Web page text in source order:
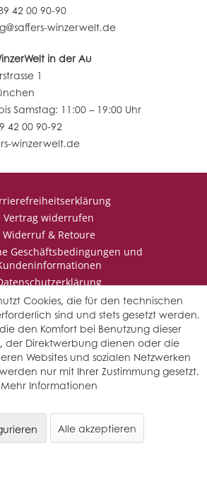
42 00 90-90
winzerwelt.de
in der Au
1
Samstag: 11:00 – 19:00 Uhr
42 00 90-92
winzerwelt.de
Vertrag widerrufen
Widerruf & Retoure
Geschäftsbedingungen und
Impressum
den Jahrgang auszuwählen, sollten mehrere
verfügbar sein.
- alle Rechte vorbehalten
Cookies, die für den technischen
sind und stets gesetzt werden.
den Komfort bei Benutzung dieser
der Direktwerbung dienen oder die
Websites und sozialen Netzwerken
nur mit Ihrer Zustimmung gesetzt.
Mehr Informationen
Alle akzeptieren